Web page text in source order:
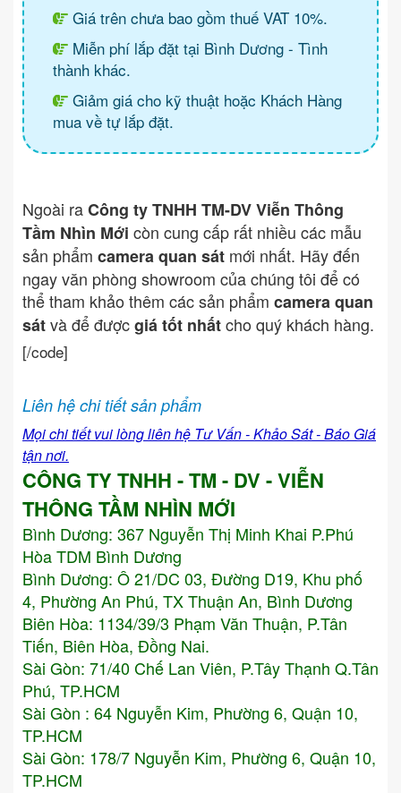
Giá trên chưa bao gồm thuế VAT 10%.
Miễn phí lắp đặt tại Bình Dương - Tình
thành khác.
Giảm giá cho kỹ thuật hoặc Khách Hàng
mua về tự lắp đặt.
Ngoài raCông ty TNHH TM-DV Viễn Thông
Tầm Nhìn Mới còn cung cấp rất nhiều các mẫu
sản phẩm camera quan sát mới nhất. Hãy đến
ngay văn phòng showroom của chúng tôi để có
thể tham khảo thêm các sản phẩm camera quan
sátvà để đượcgiá tốt nhấtcho quý khách hàng.
[/code]
Liên hệ chi tiết sản phẩm
Mọi chi tiết vui lòng liên hệ Tư Vấn - Khảo Sát - Báo Giá
tận nơi.
CÔNG TY TNHH - TM - DV - VIỄN
THÔNG TẦM NHÌN MỚI
Bình Dương: 367 Nguyễn Thị Minh Khai P.Phú
Hòa TDM Bình Dương
Bình Dương: Ô 21/DC 03, Đường D19, Khu phố
4, Phường An Phú, TX Thuận An, Bình Dương
Biên Hòa: 1134/39/3 Phạm Văn Thuận, P.Tân
Tiến, Biên Hòa, Đồng Nai.
Sài Gòn: 71/40 Chế Lan Viên, P.Tây Thạnh Q.Tân
Phú, TP.HCM
Sài Gòn : 64 Nguyễn Kim, Phường 6, Quận 10,
TP.HCM
Sài Gòn: 178/7 Nguyễn Kim, Phường 6, Quận 10,
TP.HCM